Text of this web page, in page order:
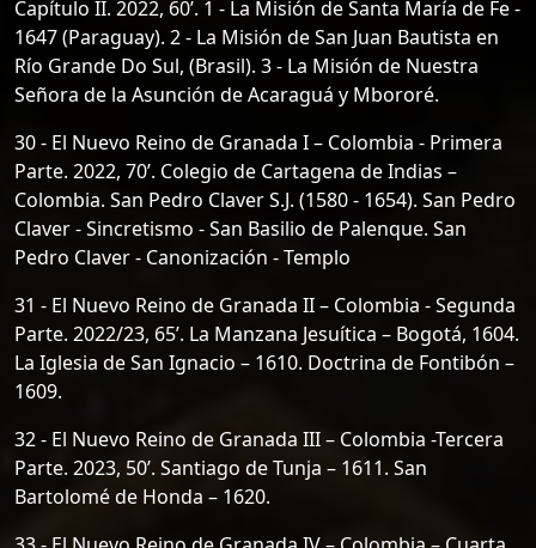
Capítulo II. 2022, 60’. 1 - La Misión de Santa María de Fe -
1647 (Paraguay). 2 - La Misión de San Juan Bautista en
Río Grande Do Sul, (Brasil). 3 - La Misión de Nuestra
Señora de la Asunción de Acaraguá y Mbororé.
30 - El Nuevo Reino de Granada I – Colombia - Primera
Parte. 2022, 70’. Colegio de Cartagena de Indias –
Colombia. San Pedro Claver S.J. (1580 - 1654). San Pedro
Claver - Sincretismo - San Basilio de Palenque. San
Pedro Claver - Canonización - Templo
31 - El Nuevo Reino de Granada II – Colombia - Segunda
Parte. 2022/23, 65’. La Manzana Jesuítica – Bogotá, 1604.
La Iglesia de San Ignacio – 1610. Doctrina de Fontibón –
1609.
32 - El Nuevo Reino de Granada III – Colombia -Tercera
Parte. 2023, 50’. Santiago de Tunja – 1611. San
Bartolomé de Honda – 1620.